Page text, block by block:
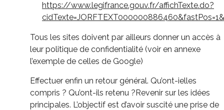
https://www.legifrance.gouv.fr/affichTexte.do?
Tous les sites doivent par ailleurs donner un accès à
leur politique de confidentialité (voir en annexe
l’exemple de celles de Google)
Effectuer enfin un retour général. Qu’ont-ielles
compris ? Qu’ont-ils retenu ?Revenir sur les idées
principales. L’objectif est d’avoir suscité une prise de